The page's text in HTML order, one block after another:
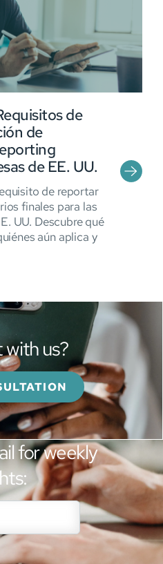
de
de
de EE. UU.
de reportar
finales para las
UU. Descubre qué
aún aplica y
us?
for weekly